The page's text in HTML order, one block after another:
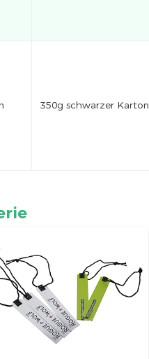
350g schwarzer Karton